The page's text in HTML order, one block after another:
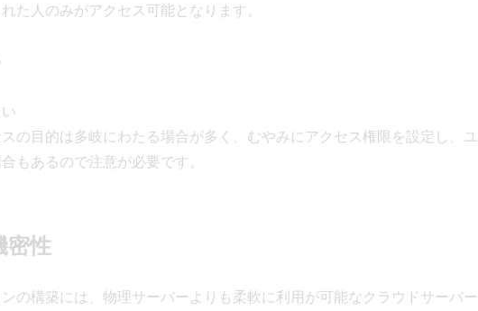
た人のみがアクセス可能となります。
の目的は多岐にわたる場合が多く、むやみにアクセス権限を設定し、ユ
もあるので注意が必要です。
密性
の構築には、物理サーバーよりも柔軟に利用が可能なクラウドサーバー